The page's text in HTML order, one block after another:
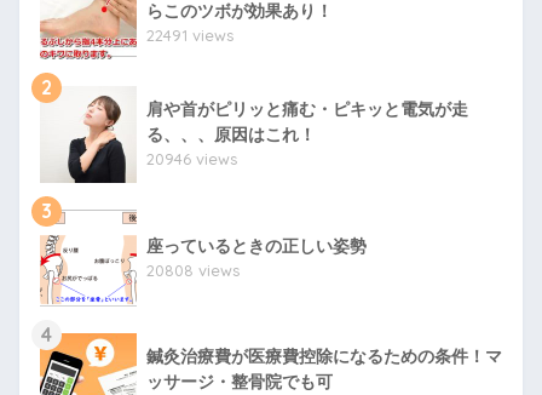
らこのツボが効果あり！
22491 views
2
肩や首がピリッと痛む・ピキッと電気が走
る、、、原因はこれ！
20946 views
3
座っているときの正しい姿勢
20808 views
4
鍼灸治療費が医療費控除になるための条件！マ
ッサージ・整骨院でも可